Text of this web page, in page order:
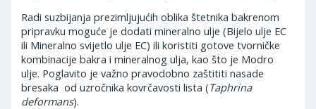
Radi suzbijanja prezimljujućih oblika štetnika bakrenom
pripravku moguće je dodati mineralno ulje (Bijelo ulje EC
ili Mineralno svijetlo ulje EC) ili koristiti gotove tvorničke
kombinacije bakra i mineralnog ulja, kao što je Modro
ulje. Poglavito je važno pravodobno zaštititi nasade
bresaka od uzročnika kovrčavosti lista (Taphrina
deformans).